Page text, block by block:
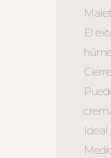
El
Ideal